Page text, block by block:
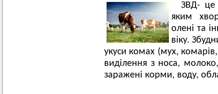
ЗВД- це
яким
олені та
віку.
укуси комах (мух,
виділення з носа,
заражені корми, воду,